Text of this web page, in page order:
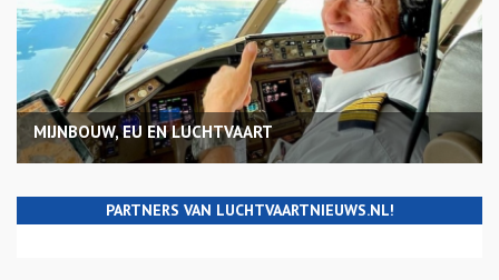
MIJNBOUW, EU EN LUCHTVAART
PARTNERS VAN LUCHTVAARTNIEUWS.NL!